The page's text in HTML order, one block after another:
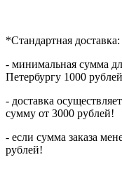
*Стандартная доставка:
- минимальная сумма
Петербургу 1000
- доставка
сумму от 3000 рублей!
- если сумма заказа
рублей!